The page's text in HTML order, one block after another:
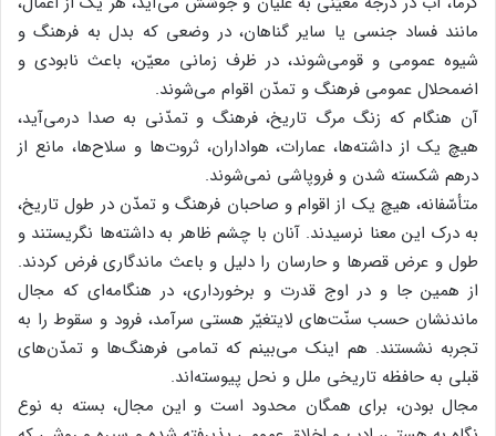
مانند فساد جنسی یا سایر گناهان، در وضعی که بدل به فرهنگ و
شیوه عمومی و قومی‌شوند، در ظرف زمانی معیّن، باعث نابودی و
اضمحلال عمومی فرهنگ و تمدّن اقوام می‌شوند.
آن هنگام که زنگ مرگ تاریخ، فرهنگ و تمدّنی به صدا درمی‌آید،
هیچ یک از داشته‌ها، عمارات، هواداران، ثروت‌ها و سلاح‌ها، مانع از
درهم شکسته شدن و فروپاشی نمی‌شوند.
متأسّفانه، هیچ یک از اقوام و صاحبان فرهنگ و تمدّن در طول تاریخ،
به درک این معنا نرسیدند. آنان با چشم ظاهر به داشته‌ها ‌نگریستند و
طول و عرض قصرها و حارسان را دلیل و باعث ماندگاری فرض کردند.
از همین جا و در اوج قدرت و برخورداری، در هنگامه‌ای که مجال
ماندنشان حسب سنّت‌های لایتغیّر هستی سرآمد، فرود و سقوط را به
تجربه نشستند. هم اینک می‌بینم که تمامی فرهنگ‌ها و تمدّن‌های
قبلی به حافظه تاریخی ملل و نحل پیوسته‌اند.
مجال بودن، برای همگان محدود است و این مجال، بسته به نوع